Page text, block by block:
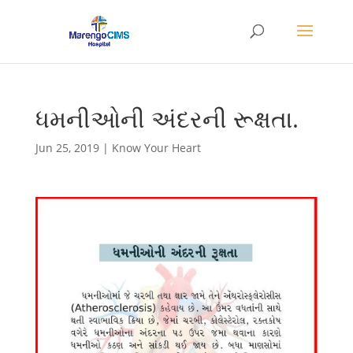
ધમનીઓની અંદરની રૂક્ષતા.
Jun 25, 2019| Know Your Heart